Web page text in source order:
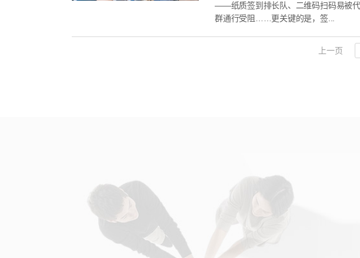
——纸质签到排长队、二维码扫码易被
群通行受阻……更关键的是，签...
上一页